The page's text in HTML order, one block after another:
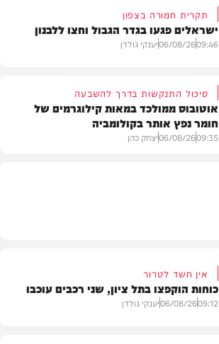
תקרית חמורה בצפון
ישראלים פגעו בגדר הגבול וחצו ללבנון
09:46
06/08/26יענקי גולדן
סיכול התנקשות בדרך להשבעה
אוטובוס ממולכד במאות קילוגרמים של
חומר נפץ אותר בקולומביה
09:35
06/08/26יצחק כהן
אין חשד לטרור
כוחות הוקפצו בתל ציון, שני רכבים עוכבו
09:12
06/08/26יענקי גולדן